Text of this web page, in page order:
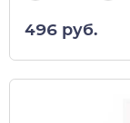
496 руб.